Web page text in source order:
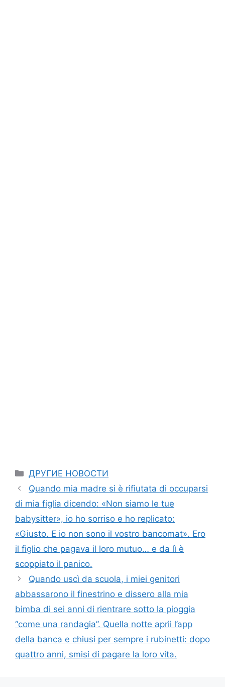
Categories
ДРУГИЕ НОВОСТИ
Quando mia madre si è rifiutata di occuparsi
di mia figlia dicendo: «Non siamo le tue
babysitter», io ho sorriso e ho replicato:
«Giusto. E io non sono il vostro bancomat». Ero
il figlio che pagava il loro mutuo… e da lì è
scoppiato il panico.
Quando uscì da scuola, i miei genitori
abbassarono il finestrino e dissero alla mia
bimba di sei anni di rientrare sotto la pioggia
“come una randagia”. Quella notte aprii l’app
della banca e chiusi per sempre i rubinetti: dopo
quattro anni, smisi di pagare la loro vita.